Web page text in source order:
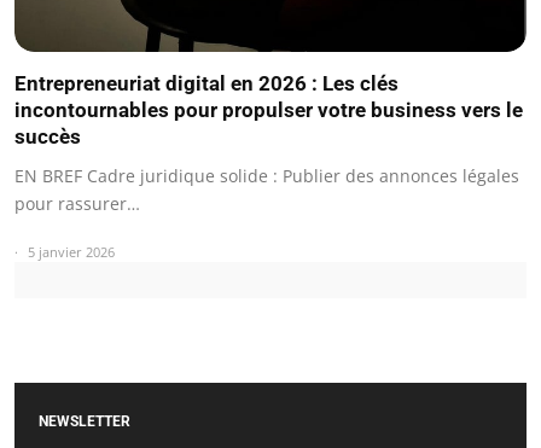
Entrepreneuriat digital en 2026 : Les clés
incontournables pour propulser votre business vers le
succès
EN BREF Cadre juridique solide : Publier des annonces légales
pour rassurer…
5 janvier 2026
NEWSLETTER